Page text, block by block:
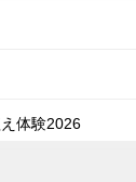
体験2026